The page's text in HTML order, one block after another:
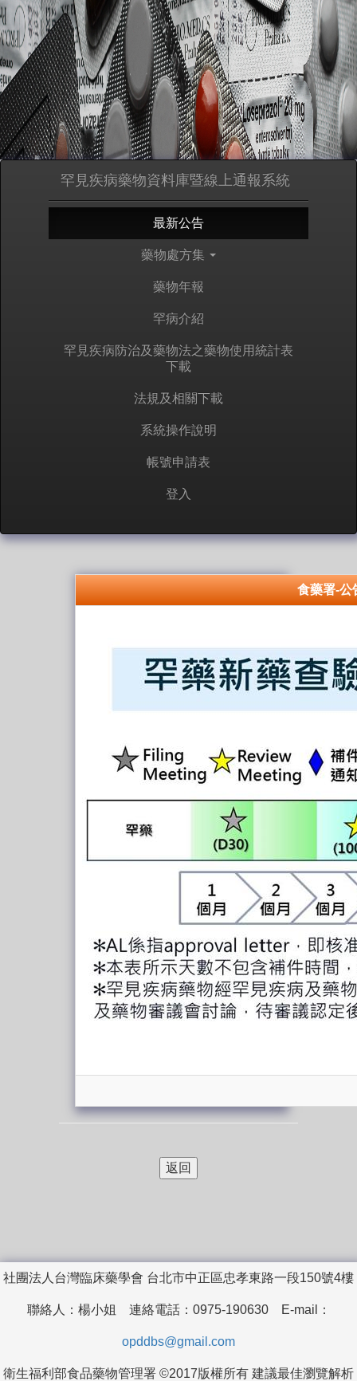
罕見疾病藥物資料庫暨線上通報系統
最新公告
藥物處方集
藥物年報
罕病介紹
罕見疾病防治及藥物法之藥物使用統計表
下載
法規及相關下載
系統操作說明
帳號申請表
登入
食藥署-公
社團法人台灣臨床藥學會 台北市中正區忠孝東路一段150號4樓
聯絡人：楊小姐 連絡電話：0975-190630 E-mail：
opddbs@gmail.com
衛生福利部食品藥物管理署 ©2017版權所有 建議最佳瀏覽解析